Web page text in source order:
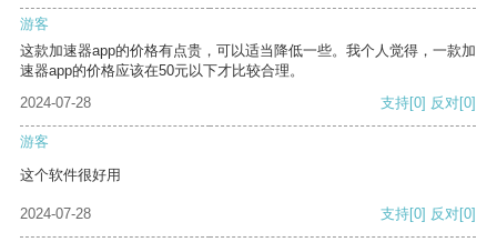
游客
这款加速器app的价格有点贵，可以适当降低一些。我个人觉得，一款加
速器app的价格应该在50元以下才比较合理。
2024-07-28
支持[0] 反对[0]
游客
这个软件很好用
2024-07-28 支持[0] 反对[0]